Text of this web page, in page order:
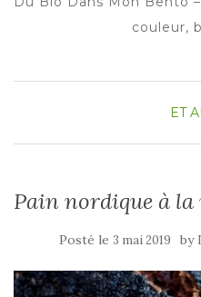
couleur,
ET
Pain nordique à
Posté le 3 mai 2019 by